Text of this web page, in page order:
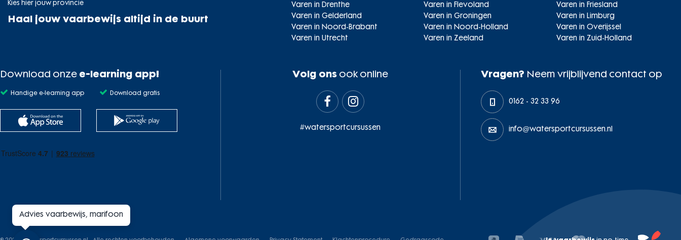
Kies hier jouw provincie
Haal jouw vaarbewijs altijd in de buurt
Varen in Drenthe Varen in Flevoland
Varen in Friesland
Varen in Gelderland
Varen in Groningen
Varen in Limburg
Varen in Noord-Brabant
Varen in Noord-Holland
Varen in Overijssel
Varen in Utrecht
Varen in Zeeland Varen in Zuid-Holland
Download onze e-learning app!
Handige e-learning app Download gratis
Volg ons ook online
 
#watersportcursussen
Vragen? Neem vrijblijvend contact op
0162 - 32 33 96
info@watersportcursussen.nl
Advies vaarbewijs, marifoon